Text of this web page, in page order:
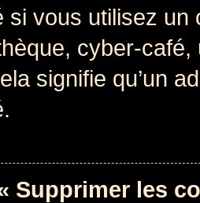
si vous utilisez
cyber-
signifie qu’un
Supprimer les